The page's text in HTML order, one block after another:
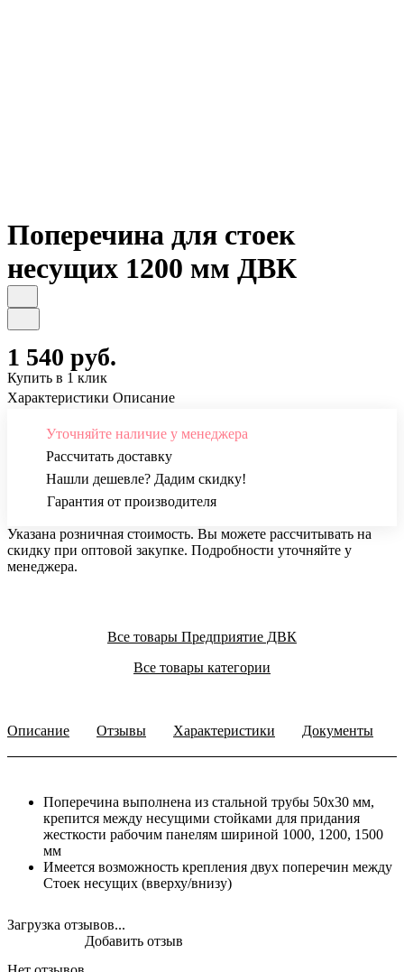
Поперечина для стоек
несущих 1200 мм ДВК
1 540 руб.
Купить в 1 клик
Характеристики Описание
Уточняйте наличие у менеджера
Рассчитать доставку
Нашли дешевле? Дадим скидку!
Гарантия от производителя
Указана розничная стоимость. Вы можете рассчитывать на
скидку при оптовой закупке. Подробности уточняйте у
менеджера.
Все товары Предприятие ДВК
Все товары категории
Описание Отзывы Характеристики Документы
Поперечина выполнена из стальной трубы 50х30 мм,
крепится между несущими стойками для придания
жесткости рабочим панелям шириной 1000, 1200, 1500
мм
Имеется возможность крепления двух поперечин между
Стоек несущих (вверху/внизу)
Загрузка отзывов...
Добавить отзыв